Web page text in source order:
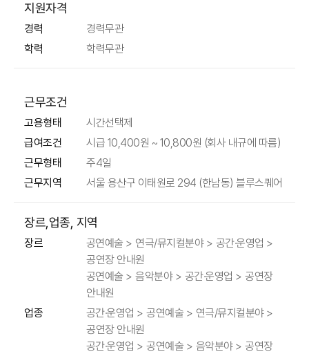
지원자격
경력
경력무관
학력
학력무관
근무조건
고용형태
시간선택제
급여조건
시급 10,400원 ~ 10,800원 (회사 내규에 따름)
근무형태
주4일
근무지역
서울 용산구 이태원로 294 (한남동) 블루스퀘어
장르,업종, 지역
장르 공연예술 > 연극/뮤지컬분야 > 공간·운영업 >
공연장 안내원
공연예술 > 음악분야 > 공간·운영업 > 공연장
안내원
업종 공간·운영업 > 공연예술 > 연극/뮤지컬분야 >
공연장 안내원
공간·운영업 > 공연예술 > 음악분야 > 공연장